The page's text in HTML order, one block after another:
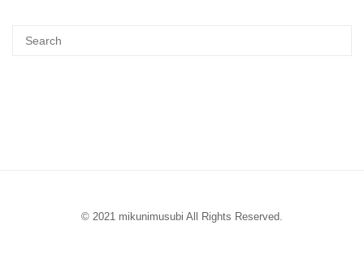
© 2021 mikunimusubi All Rights Reserved.